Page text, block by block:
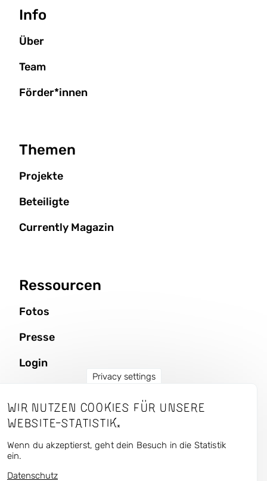
CURRENT — Kunst und
Urbaner Raum
Info
Über
Team
Förder*innen
Themen
Projekte
Beteiligte
Currently Magazin
Ressourcen
Fotos
Presse
Login
Privacy settings
Wir nutzen Cookies für unsere
Website-Statistik.
Wenn du akzeptierst, geht dein Besuch in die Statistik
ein.
Datenschutz